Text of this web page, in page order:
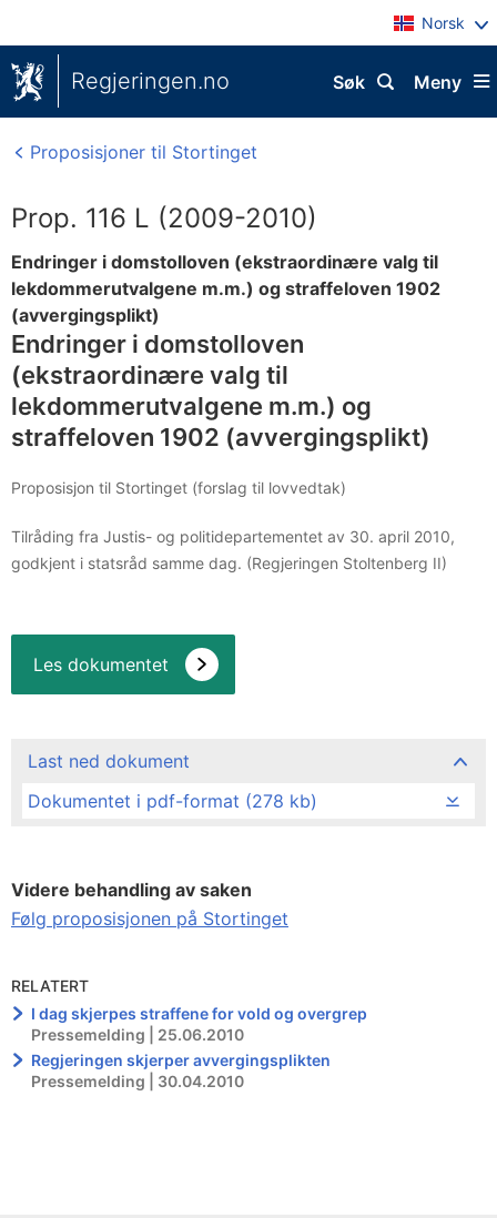
Norsk
Regjeringen.no Meny
Søk
Proposisjoner til Stortinget
Prop. 116 L (2009-2010)
Endringer i domstolloven (ekstraordinære valg til
lekdommerutvalgene m.m.) og straffeloven 1902
(avvergingsplikt)
Endringer i domstolloven
(ekstraordinære valg til
lekdommerutvalgene m.m.) og
straffeloven 1902 (avvergingsplikt)
Proposisjon til Stortinget (forslag til lovvedtak)
Tilråding fra Justis- og politidepartementet av 30. april 2010,
godkjent i statsråd samme dag. (Regjeringen Stoltenberg II)
Les dokumentet
Last ned dokument
Dokumentet i pdf-format (278 kb)
Videre behandling av saken
Følg proposisjonen på Stortinget
RELATERT
I dag skjerpes straffene for vold og overgrep
Pressemelding | 25.06.2010
Regjeringen skjerper avvergingsplikten
Pressemelding | 30.04.2010